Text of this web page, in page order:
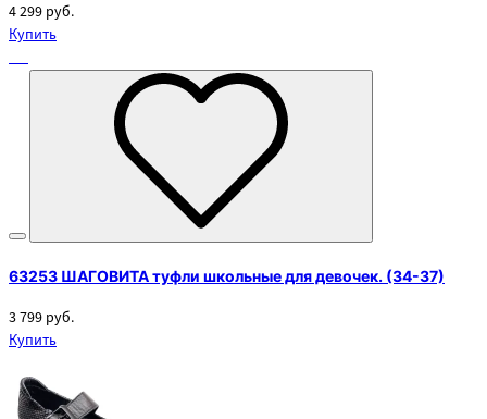
4 299 руб.
Купить
63253 ШАГОВИТА туфли школьные для девочек. (34-37)
3 799 руб.
Купить